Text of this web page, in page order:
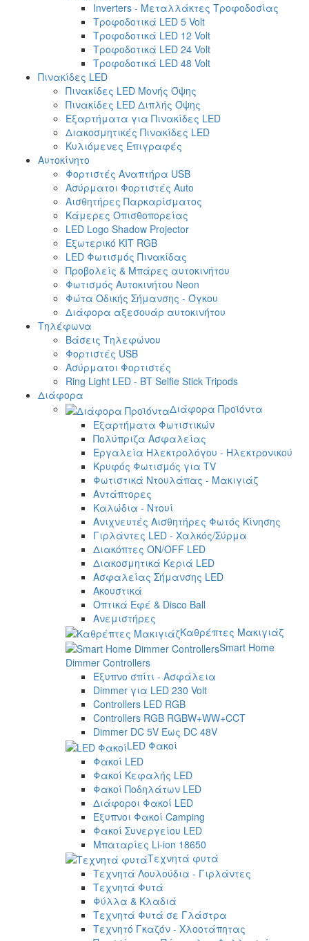
Inverters - Μεταλλάκτες Τροφοδοσίας
Τροφοδοτικά LED 5 Volt
Τροφοδοτικά LED 12 Volt
Τροφοδοτικά LED 24 Volt
Τροφοδοτικά LED 48 Volt
Πινακίδες LED
Πινακίδες LED Μονής Όψης
Πινακίδες LED Διπλής Όψης
Εξαρτήματα για Πινακίδες LED
Διακοσμητικές Πινακίδες LED
Κυλιόμενες Επιγραφές
Αυτοκίνητο
Φορτιστές Αναπτήρα USB
Ασύρματοι Φορτιστές Auto
Αισθητήρες Παρκαρίσματος
Κάμερες Οπισθοπορείας
LED Logo Shadow Projector
Εξωτερικό ΚΙΤ RGB
LED Φωτισμός Πινακίδας
Προβολείς & Μπάρες αυτοκινήτου
Φωτισμός Αυτοκινήτου Neon
Φώτα Οδικής Σήμανσης - Όγκου
Διάφορα αξεσουάρ αυτοκινήτου
Τηλέφωνα
Βάσεις Τηλεφώνου
Φορτιστές USB
Ασύρματοι Φορτιστές
Ring Light LED - BT Selfie Stick Tripods
Διάφορα
Διάφορα Προϊόντα
Εξαρτήματα Φωτιστικών
Πολύπριζα Ασφαλείας
Εργαλεία Ηλεκτρολόγου - Ηλεκτρονικού
Κρυφός Φωτισμός για TV
Φωτιστικά Ντουλάπας - Μακιγιάζ
Αντάπτορες
Καλώδια - Ντουί
Ανιχνευτές Αισθητήρες Φωτός Κίνησης
Γιρλάντες LED - Χαλκός/Σύρμα
Διακόπτες ON/OFF LED
Διακοσμητικά Κεριά LED
Ασφαλείας Σήμανσης LED
Ακουστικά
Οπτικά Εφέ & Disco Ball
Ανεμιστήρες
Καθρέπτες Μακιγιάζ
Smart Home
Dimmer Controllers
Έξυπνο σπίτι - Ασφάλεια
Dimmer για LED 230 Volt
Controllers LED RGB
Controllers RGB RGBW+WW+CCT
Dimmer DC 5V Έως DC 48V
LED Φακοί
Φακοί LED
Φακοί Κεφαλής LED
Φακοί Ποδηλάτων LED
Διάφοροι Φακοί LED
Έξυπνοι Φακοί Camping
Φακοί Συνεργείου LED
Μπαταρίες Li-ion 18650
Τεχνητά φυτά
Τεχνητά Λουλούδια - Γιρλάντες
Τεχνητά Φυτά
Φύλλα & Κλαδιά
Τεχνητά Φυτά σε Γλάστρα
Τεχνητό Γκαζόν - Χλοοτάπητας